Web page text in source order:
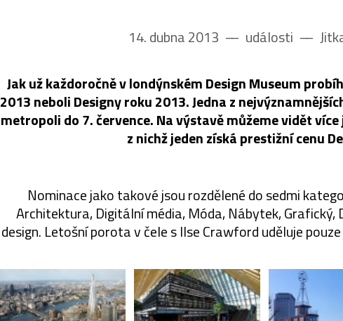
14. dubna 2013 –– události ––
Jak už každoročně v londýnském Design Museum
2013 neboli Designy roku 2013. Jedna z
metropoli do 7. července. Na výstavě můžeme vidět
z nichž jeden získá prestižní cenu
Nominace jako takové jsou rozdělené do sedmi
Architektura, Digitální média, Móda, Nábytek, Grafický,
design. Letošní porota v čele s Ilse Crawford uděluje